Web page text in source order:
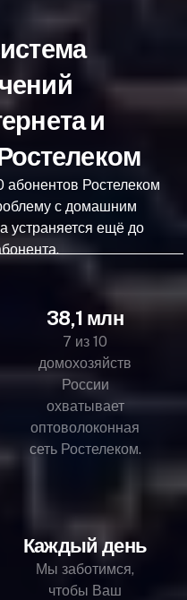
и
Ростелеком
с домашним
устраняется ещё до
38,1 млн
7 из 10
домохозяйств
России
охватывает
оптоволоконная
сеть Ростелеком.
Каждый день
Мы заботимся,
чтобы Ваш